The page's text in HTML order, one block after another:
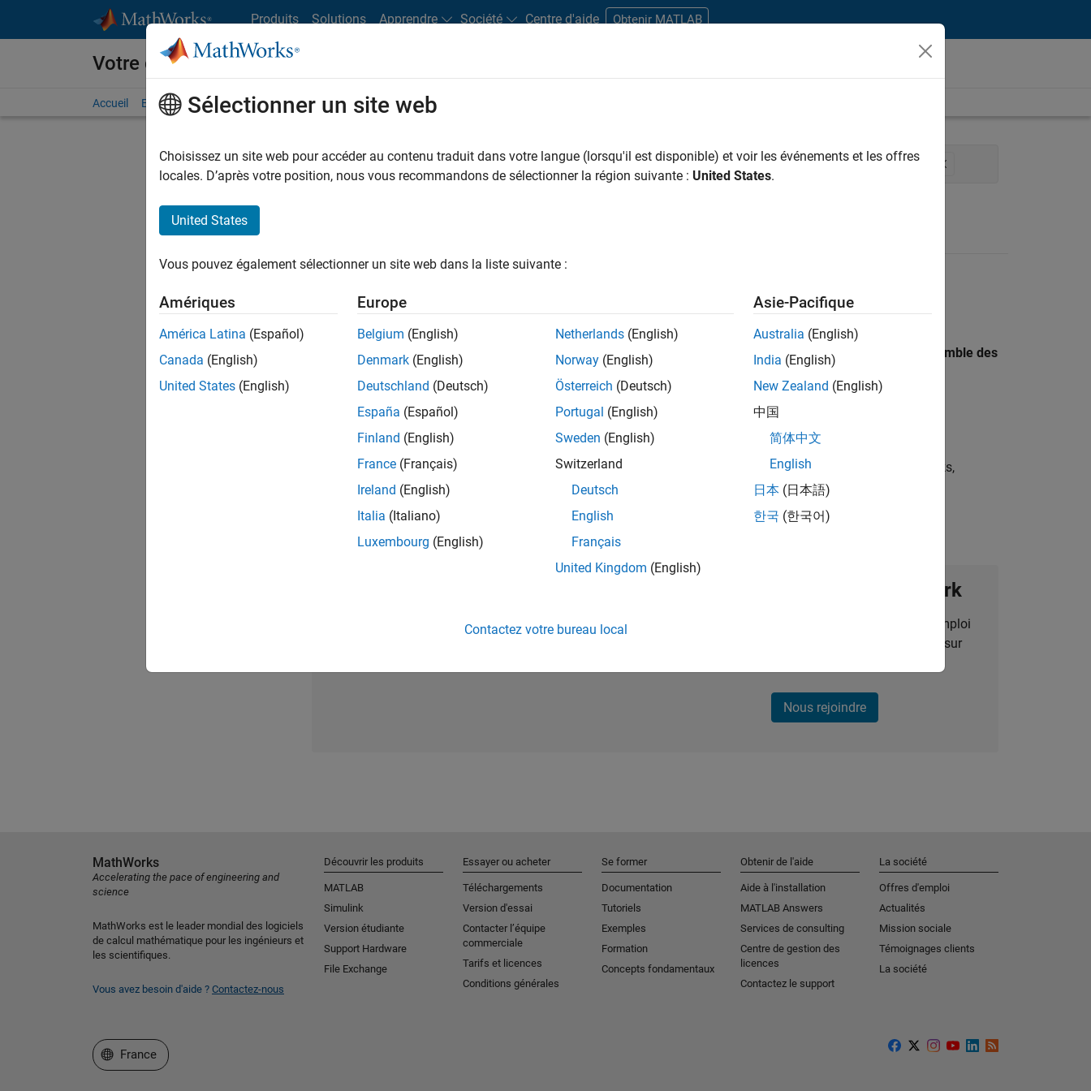
Produits Solutions Apprendre Société Centre d'aide Obtenir MATLAB
Votre carrière chez MathWorks
Accueil Explorer nos opportunités Adresses de nos bureaux Étudiants et carrières
FILTRER PAR Support avancé Technologies de l’information Ingénierie de la qualité Ingénierie des versions
Les descriptions de poste n’ont pas toutes été traduites. Effectuez une recherche par lieu pour trouver l’ensemble des
opportunités de votre région.
Senior Software Quality Engineer
Senior Software Quality Engineer
FR-Meudon| Ingénierie de la qualité | Expérimenté(e)
Leverage your C/C++ development skills to design and develop test strategies, scalable test frameworks,
automated test suites, Hands-on testing for Polyspace.
Rejoignez notre Talent Network
Recevez des alertes pour des opportunités d'emploi
personnalisées, des articles et des actualités sur
Nous rejoindre
Sélectionner un site web
Choisissez un site web pour accéder au contenu traduit dans votre langue (lorsqu'il est disponible) et voir les événements et les offres
locales. D’après votre position, nous vous recommandons de sélectionner la région suivante : United States.
United States
Vous pouvez également sélectionner un site web dans la liste suivante :
Amériques
América Latina (Español)
Canada (English)
United States (English)
Europe
Belgium (English)
Denmark (English)
Deutschland (Deutsch)
España (Español)
Finland (English)
France (Français)
Ireland (English)
Italia (Italiano)
Luxembourg (English)
Netherlands (English)
Norway (English)
Österreich (Deutsch)
Portugal (English)
Sweden (English)
Switzerland
Deutsch
English
Français
United Kingdom (English)
Asie-Pacifique
Australia (English)
India (English)
New Zealand (English)
中国
简体中文
English
日本 (日本語)
한국 (한국어)
Contactez votre bureau local
MathWorks
Accelerating the pace of engineering and
science
MathWorks est le leader mondial des logiciels
de calcul mathématique pour les ingénieurs et
les scientifiques.
Vous avez besoin d'aide ? Contactez-nous
Découvrir les produits
MATLAB
Simulink
Version étudiante
Support Hardware
File Exchange
Essayer ou acheter
Téléchargements
Version d'essai
Contacter l’équipe
commerciale
Tarifs et licences
Conditions générales
Se former
Documentation
Tutoriels
Exemples
Formation
Concepts fondamentaux
Obtenir de l'aide
Aide à l'installation
MATLAB Answers
Services de consulting
Centre de gestion des
licences
Contactez le support
La société
Offres d'emploi
Actualités
Mission sociale
Témoignages clients
La société
Sélectionner un site web
France